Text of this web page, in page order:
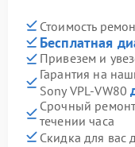
Стоимость
Бесплатная
Привезем и
Гарантия на
Sony VPL-VW80
Срочный
течении часа
Скидка для вас